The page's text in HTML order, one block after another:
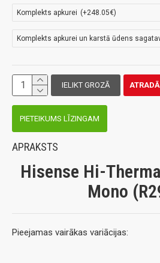
Komplekts apkurei (+248.05€)
Komplekts apkurei un karstā ūdens
IELIKT GROZĀ
PIETEIKUMS LĪZINGAM
APRAKSTS
Hisense Hi-
Mono
Pieejamas vairākas variācijas: